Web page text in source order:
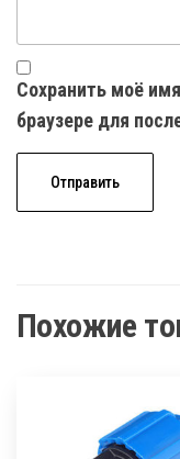
Сохранить моё
браузере для
Похожие